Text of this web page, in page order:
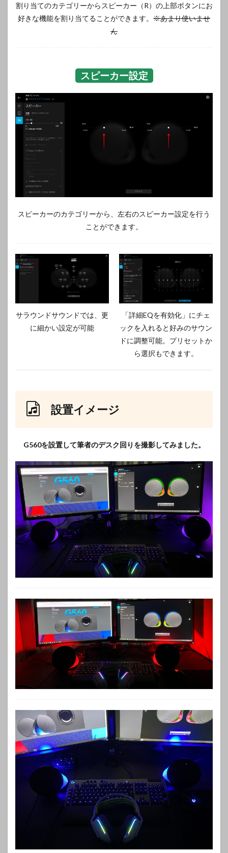
割り当てのカテゴリーからスピーカー（R）の上部ボタンにお
好きな機能を割り当てることができます。 ※あまり使いませ
ん
スピーカー設定
スピーカーのカテゴリーから、左右のスピーカー設定を行う
ことができます。
サラウンドサウンドでは、更
に細かい設定が可能
「詳細EQを有効化」にチェ
ックを入れると好みのサウン
ドに調整可能。プリセットか
ら選択もできます。
設置イメージ
G560を設置して筆者のデスク回りを撮影してみました。